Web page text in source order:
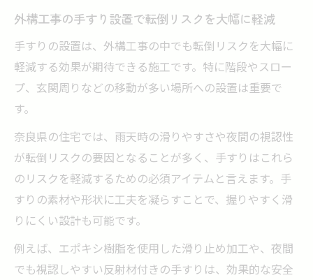
外構工事で重要な手すりの安全基準を知る
の工夫
外構工事の手すり設置で発生しやすい問題
外構工事で実現する手すり付きの快適空間
づくり
手すり設置を含む外構工事で暮らしを向上
外構工事の手すり設置で満足度を高めるコ
外構工事の手すり設置で転倒リスクを大幅に軽減
手すりの設置は、外構工事の中でも転倒リスクを大幅に
軽減する効果が期待できる施工です。特に階段やスロー
プ、玄関周りなどの移動が多い場所への設置は重要で
す。
奈良県の住宅では、雨天時の滑りやすさや夜間の視認性
が転倒リスクの要因となることが多く、手すりはこれら
のリスクを軽減するための必須アイテムと言えます。手
すりの素材や形状に工夫を凝らすことで、握りやすく滑
りにくい設計も可能です。
例えば、エポキシ樹脂を使用した滑り止め加工や、夜間
でも視認しやすい反射材付きの手すりは、効果的な安全